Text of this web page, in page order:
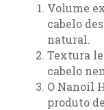
Volume
cabelo
natural.
Textura
cabelo
O Nanoil
produto